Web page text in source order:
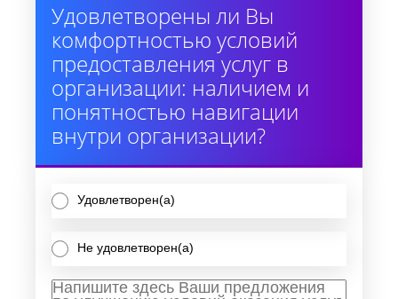
Удовлетворены ли Вы
комфортностью условий
предоставления услуг в
организации: наличием и
понятностью навигации
внутри организации?
Удовлетворен(а)
Не удовлетворен(а)